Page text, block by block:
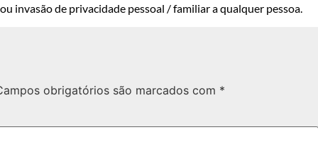
invasão de privacidade pessoal / familiar a qualquer pessoa.
obrigatórios são marcados com *